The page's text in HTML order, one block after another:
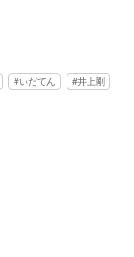
いだてん
井上剛